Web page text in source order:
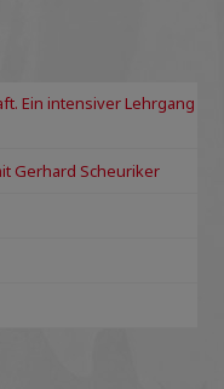
Ein intensiver Lehrgang
Gerhard Scheuriker